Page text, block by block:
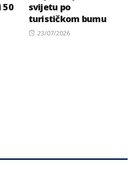
50
svijetu po
turističkom bumu
Posted
23/07/2026